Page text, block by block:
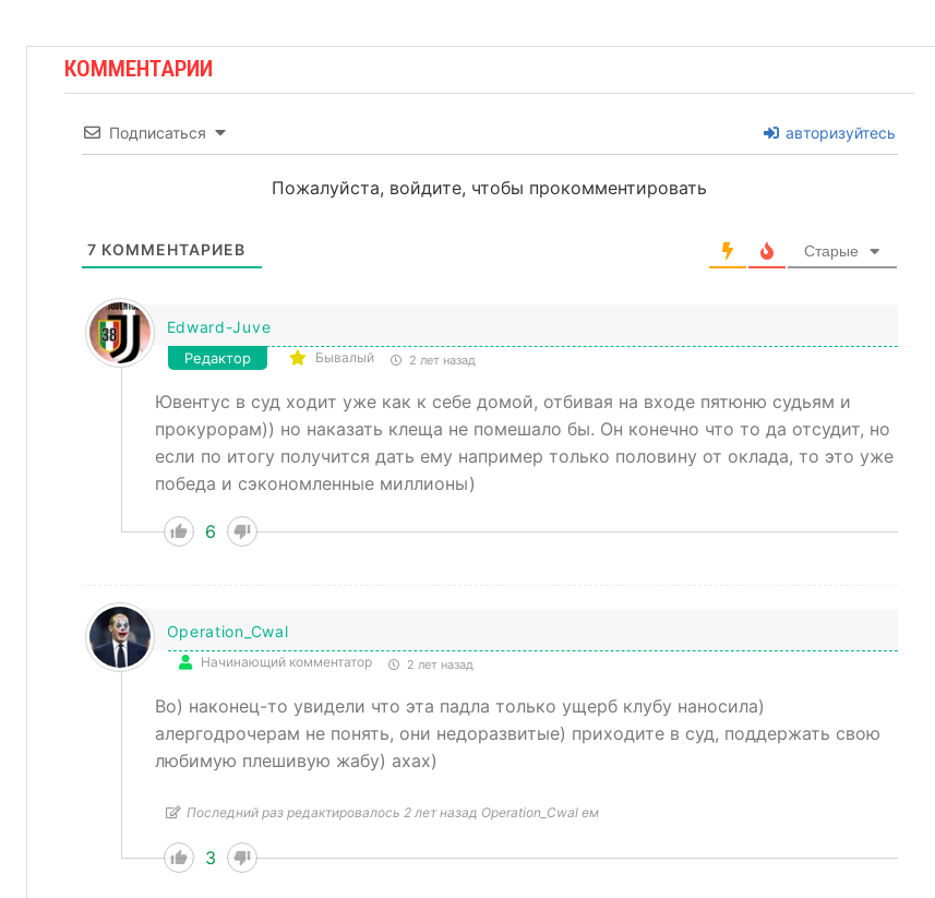
КОММЕНТАРИИ
Подписаться авторизуйтесь
Пожалуйста, войдите, чтобы прокомментировать
7 КОММЕНТАРИЕВ Старые
Edward-Juve
Редактор Бывалый 2 лет назад
Ювентус в суд ходит уже как к себе домой, отбивая на входе пятюню судьям и
прокурорам)) но наказать клеща не помешало бы. Он конечно что то да отсудит, но
если по итогу получится дать ему например только половину от оклада, то это уже
победа и сэкономленные миллионы)
6
Operation_Cwal
Начинающий комментатор 2 лет назад
Во) наконец-то увидели что эта падла только ущерб клубу наносила)
алергодрочерам не понять, они недоразвитые) приходите в суд, поддержать свою
любимую плешивую жабу) ахах)
Последний раз редактировалось 2 лет назад Operation_Cwal ем
3